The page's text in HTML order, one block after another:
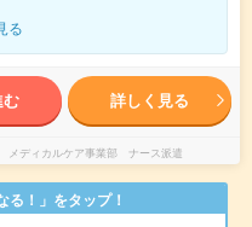
る
む 詳しく見る
メディカルケア事業部 ナース派遣
！」をタップ！